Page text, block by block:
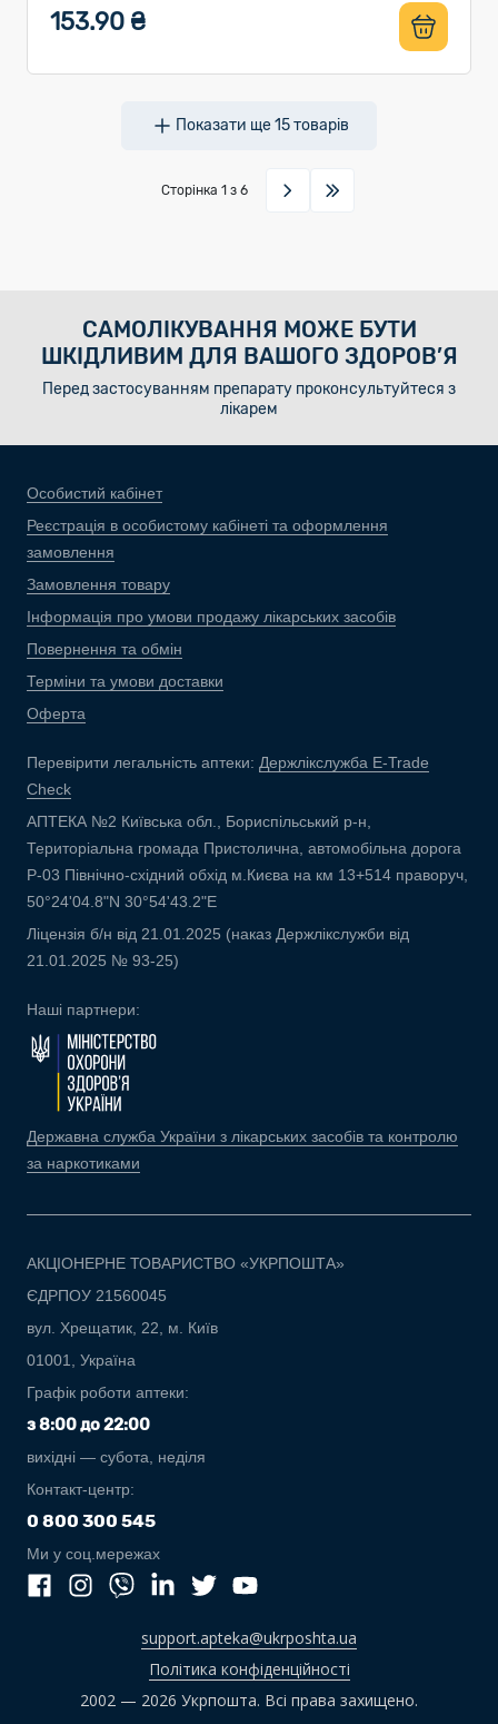
153.90 ₴
Показати ще15товарів
Сторінка 1 з 6
САМОЛІКУВАННЯ МОЖЕ БУТИ
ШКІДЛИВИМ ДЛЯ ВАШОГО ЗДОРОВ’Я
Перед застосуванням препарату проконсультуйтеся з
лікарем
Особистий кабінет
Реєстрація в особистому кабінеті та оформлення
замовлення
Замовлення товару
Інформація про умови продажу лікарських засобів
Повернення та обмін
Терміни та умови доставки
Оферта
Перевірити легальність аптеки: Держлікслужба E-Trade
Check
АПТЕКА №2 Київська обл., Бориспільський р-н,
Територіальна громада Пристолична, автомобільна дорога
Р-03 Північно-східний обхід м.Києва на км 13+514 праворуч,
50°24'04.8"N 30°54'43.2"E
Ліцензія б/н від 21.01.2025 (наказ Держлікслужби від
21.01.2025 № 93-25)
Наші партнери:
Державна служба України з лікарських засобів та контролю
за наркотиками
АКЦІОНЕРНЕ ТОВАРИСТВО «УКРПОШТА»
ЄДРПОУ 21560045
вул. Хрещатик, 22, м. Київ
01001, Україна
Графік роботи аптеки:
з 8:00 до 22:00
вихідні — субота, неділя
Контакт-центр:
0 800 300 545
Ми у соц.мережах
support.apteka@ukrposhta.ua
Політика конфіденційності
2002 — 2026 Укрпошта. Всі права захищено.